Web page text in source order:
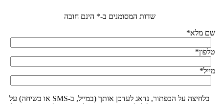
שדות המסומנים ב-* הינם חובה
שם מלא*
טלפון*
מייל*
בלחיצה על הכפתור, נדאג לעדכן אותך (במייל, ב-SMS או בשיחה) על